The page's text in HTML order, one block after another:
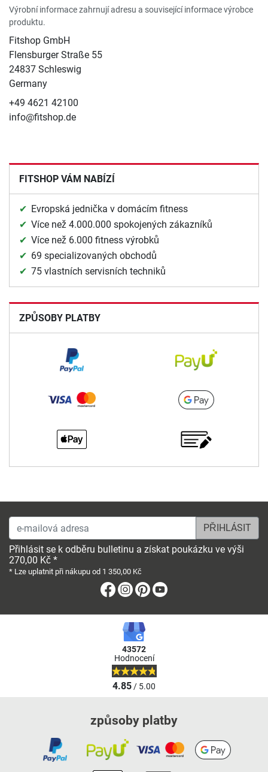
Výrobní informace zahrnují adresu a související informace výrobce
produktu.
Fitshop GmbH
Flensburger Straße 55
24837 Schleswig
Germany
+49 4621 42100
info@fitshop.de
FITSHOP VÁM NABÍZÍ
Evropská jednička v domácím fitness
Více než 4.000.000 spokojených zákazníků
Více než 6.000 fitness výrobků
69 specializovaných obchodů
75 vlastních servisních techniků
ZPŮSOBY PLATBY
e-mailová adresa
Přihlásit se k odběru bulletinu a získat poukázku ve výši
270,00 Kč *
* Lze uplatnit při nákupu od 1 350,00 Kč
Facebook
Instagram
Pinterest
43572
Hodnocení
4.85/ 5.00
způsoby platby